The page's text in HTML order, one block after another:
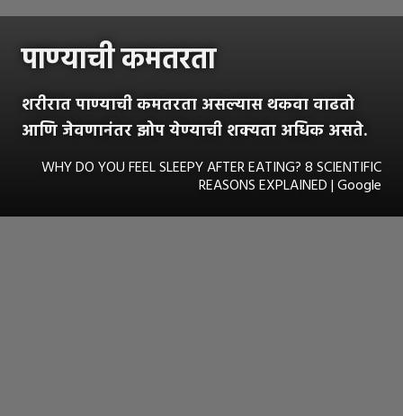
पाण्याची कमतरता
शरीरात पाण्याची कमतरता असल्यास थकवा वाढतो
आणि जेवणानंतर झोप येण्याची शक्यता अधिक असते.
WHY DO YOU FEEL SLEEPY AFTER EATING? 8 SCIENTIFIC
REASONS EXPLAINED | Google